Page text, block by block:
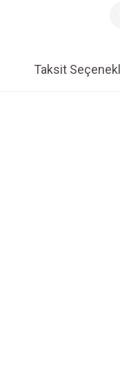
Taksit